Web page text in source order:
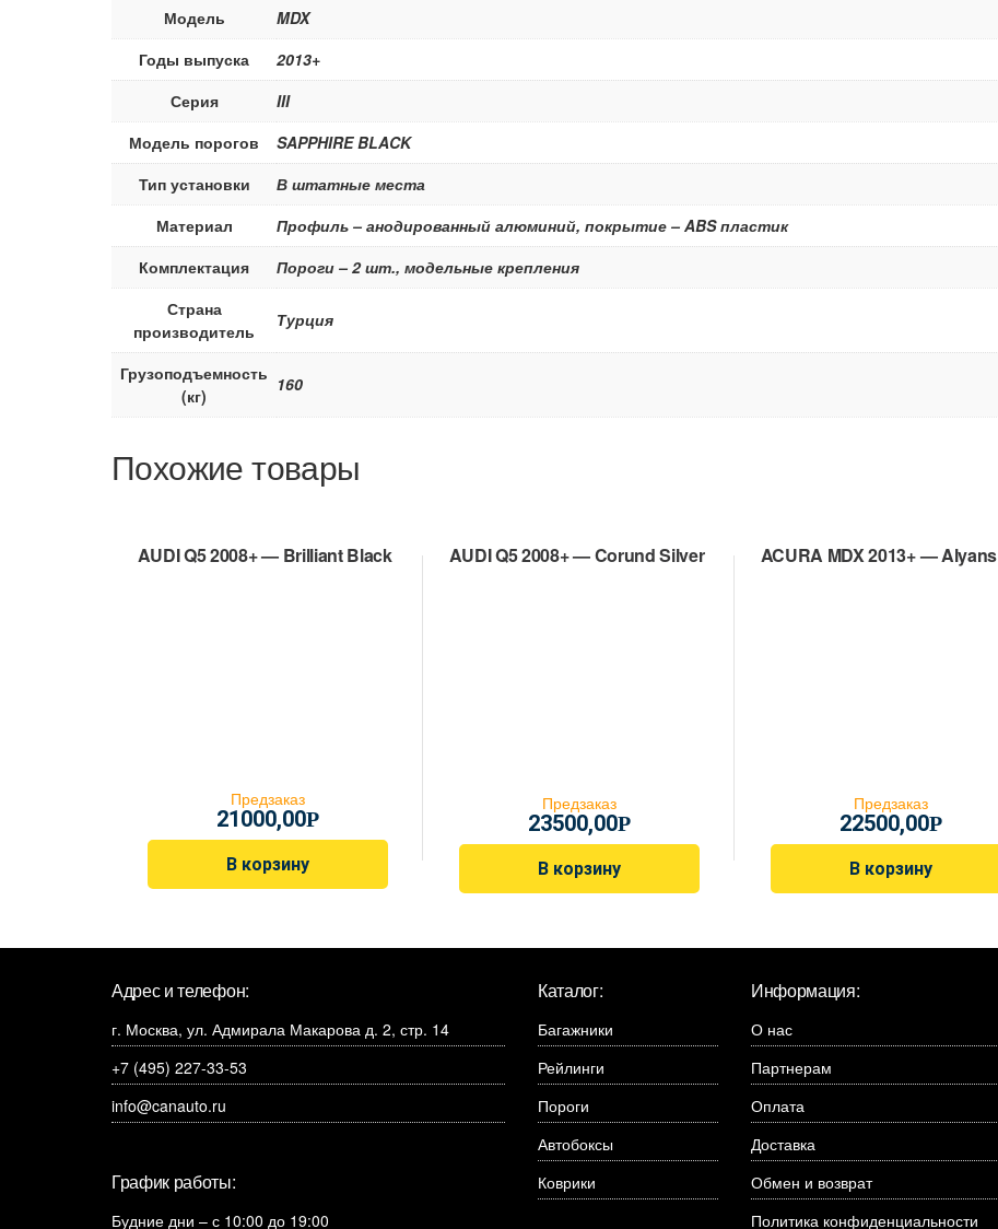
Модель
MDX
Годы выпуска
2013+
Серия
III
Модель порогов
SAPPHIRE BLACK
Тип установки
В штатные места
Материал
Профиль – анодированный алюминий, покрытие – ABS пластик
Комплектация
Пороги – 2 шт., модельные крепления
Страна
производитель
Турция
Грузоподъемность
(кг)
160
Похожие товары
AUDI Q5 2008+ — Brilliant Black
Предзаказ
21000,00Р
В корзину
AUDI Q5 2008+ — Corund Silver
Предзаказ
23500,00Р
В корзину
ACURA MDX 2013+ — Alyans
Предзаказ
22500,00Р
В корзину
Адрес и телефон:
г. Москва, ул. Адмирала Макарова д. 2, стр. 14
+7 (495) 227-33-53
info@canauto.ru
График работы:
Будние дни – с 10:00 до 19:00
Каталог:
Багажники
Рейлинги
Пороги
Автобоксы
Коврики
Информация:
О нас
Партнерам
Оплата
Доставка
Обмен и возврат
Политика конфиденциальности